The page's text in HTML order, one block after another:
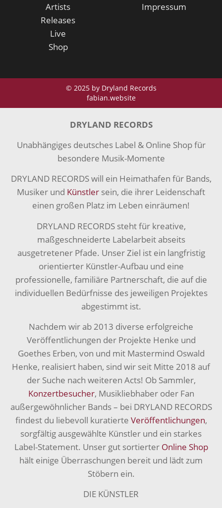
Artists
Releases
Live
Shop
Impressum
© 2025 by Dryland Records
fabian.website
DRYLAND RECORDS
Unabhängiges deutsches Label & Online Shop für
besondere Musik-Momente
DRYLAND RECORDS will ein Heimathafen für Bands,
Musiker und Künstler sein, die ihrer Leidenschaft
einen großen Platz im Leben einräumen!
DRYLAND RECORDS steht für kreative,
maßgeschneiderte Labelarbeit abseits
ausgetretener Pfade. Unser Ziel ist ein langfristig
orientierter Künstler-Aufbau und eine
professionelle, familiäre Partnerschaft, die auf die
individuellen Bedürfnisse des jeweiligen Projektes
abgestimmt ist.
Nachdem wir ab 2013 diverse erfolgreiche
Veröffentlichungen der Projekte Henke und
Goethes Erben, von und mit Mastermind Oswald
Henke, realisiert haben, sind wir seit Mitte 2018 auf
der Suche nach weiteren Acts! Ob Sammler,
Konzertbesucher, Musikliebhaber oder Fan
außergewöhnlicher Bands – bei DRYLAND RECORDS
findest du liebevoll kuratierte Veröffentlichungen,
sorgfältig ausgewählte Künstler und ein starkes
Label-Statement. Unser gut sortierter Online Shop
hält einige Überraschungen bereit und lädt zum
Stöbern ein.
DIE KÜNSTLER